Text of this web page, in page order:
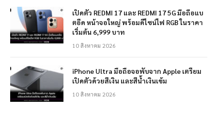
เปิดตัว REDMI 17 และ REDMI 17 5G มือถือแบ
ตอึด หน้าจอใหญ่ พร้อมดีไซน์ไฟ RGB ในราคา
เริ่มต้น 6,999 บาท
10 สิงหาคม 2026
iPhone Ultra มือถือจอพับจาก Apple เตรียม
เปิดตัวด้วยสีเงิน และสีน้ำเงินเข้ม
10 สิงหาคม 2026